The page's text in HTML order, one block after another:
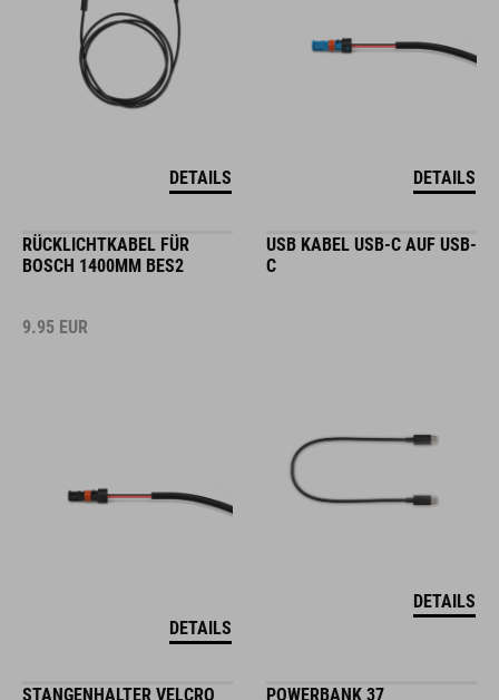
DETAILS DETAILS
RÜCKLICHTKABEL FÜR
BOSCH 1400MM BES2
9.95 EUR
DETAILS
USB KABEL USB-C AUF USB-
C
DETAILS
STANGENHALTER VELCRO
POWERBANK 37